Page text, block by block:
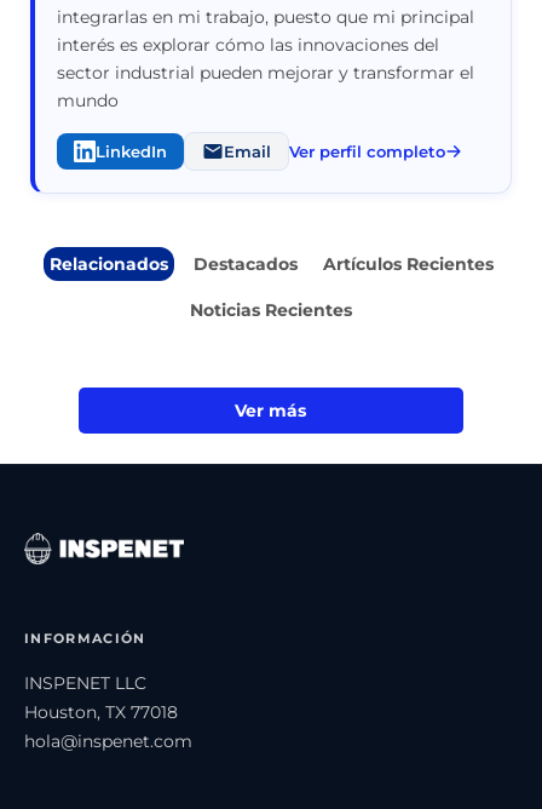
integrarlas en mi trabajo, puesto que mi principal
interés es explorar cómo las innovaciones del
sector industrial pueden mejorar y transformar el
mundo
LinkedIn Email Ver perfil completo
Relacionados Destacados Artículos Recientes
Noticias Recientes
Ver más
INFORMACIÓN
INSPENET LLC
Houston, TX 77018
hola@inspenet.com